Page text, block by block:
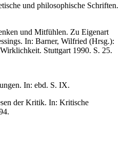
und philosophische Schriften.
und Mitfühlen. Zu Eigenart
In: Barner, Wilfried (Hrsg.):
Stuttgart 1990. S. 25.
In: ebd. S. IX.
der Kritik. In: Kritische